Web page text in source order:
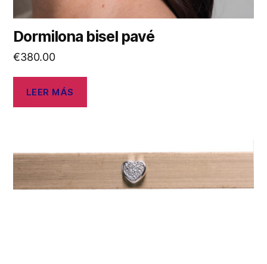
Dormilona bisel pavé
€380.00
LEER MÁS